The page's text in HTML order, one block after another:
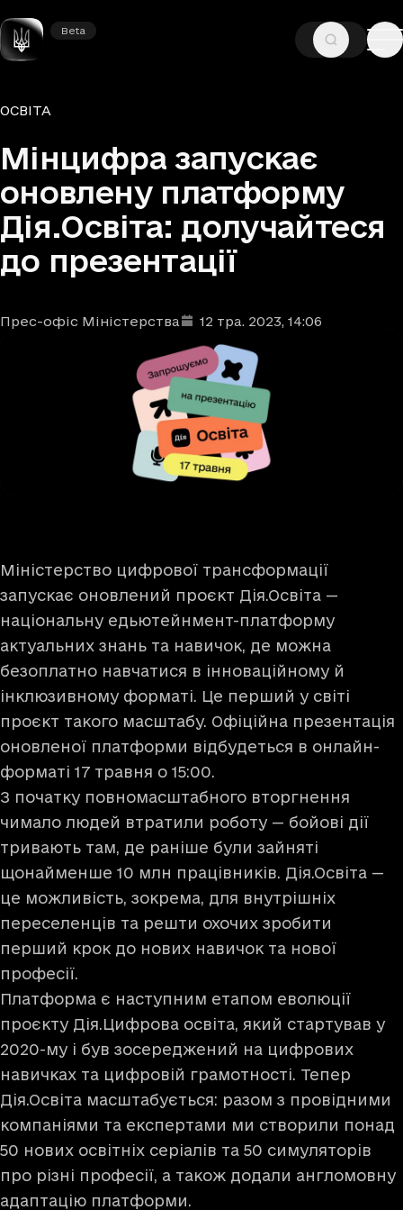
Beta
Beta
ГОЛОВНА
Рубрики
ОСВІТА
Мінцифра запускає
оновлену платформу
Дія.Освіта: долучайтеся
до презентації
Автори
Прес-офіс Міністерства
Дата та час публікації : 12 тра. 2023, 14:06
Міністерство цифрової трансформації
запускає оновлений проєкт Дія.Освіта —
національну едьютейнмент-платформу
актуальних знань та навичок, де можна
безоплатно навчатися в інноваційному й
інклюзивному форматі. Це перший у світі
проєкт такого масштабу. Офіційна презентація
оновленої платформи відбудеться в онлайн-
форматі 17 травня о 15:00.
З початку повномасштабного вторгнення
чимало людей втратили роботу — бойові дії
тривають там, де раніше були зайняті
щонайменше 10 млн працівників. Дія.Освіта —
це можливість, зокрема, для внутрішніх
переселенців та решти охочих зробити
перший крок до нових навичок та нової
професії.
Платформа є наступним етапом еволюції
проєкту Дія.Цифрова освіта, який стартував у
2020-му і був зосереджений на цифрових
навичках та цифровій грамотності. Тепер
Дія.Освіта масштабується: разом з провідними
компаніями та експертами ми створили понад
50 нових освітніх серіалів та 50 симуляторів
про різні професії, а також додали англомовну
адаптацію платформи.